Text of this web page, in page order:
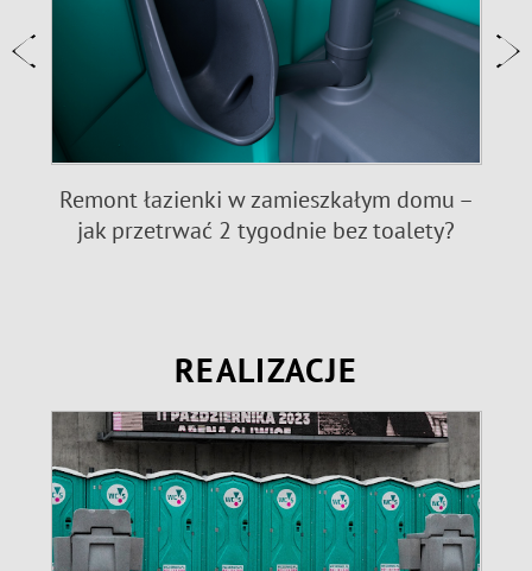
Remont łazienki w zamieszkałym domu –
jak przetrwać 2 tygodnie bez toalety?
REALIZACJE